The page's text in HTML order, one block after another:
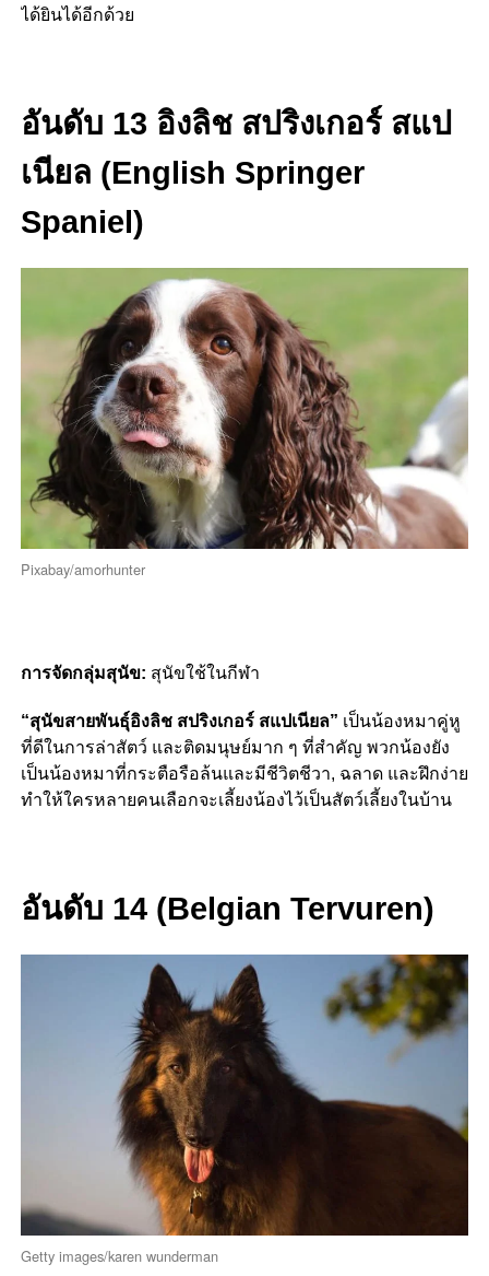
ได้ยินได้อีกด้วย
อันดับ 13 อิงลิช สปริงเกอร์ สแป
เนียล (English Springer
Spaniel)
Pixabay/amorhunter
การจัดกลุ่มสุนัข: สุนัขใช้ในกีฬา
“สุนัขสายพันธุ์อิงลิช สปริงเกอร์ สแปเนียล” เป็นน้องหมาคู่หู
ที่ดีในการล่าสัตว์ และติดมนุษย์มาก ๆ ที่สำคัญ พวกน้องยัง
เป็นน้องหมาที่กระตือรือล้นและมีชีวิตชีวา, ฉลาด และฝึกง่าย
ทำให้ใครหลายคนเลือกจะเลี้ยงน้องไว้เป็นสัตว์เลี้ยงในบ้าน
อันดับ 14 (Belgian Tervuren)
Getty images/karen wunderman